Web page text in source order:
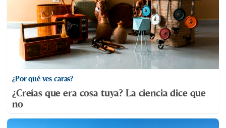
¿Por qué ves caras?
¿Creías que era cosa tuya? La ciencia dice que
no